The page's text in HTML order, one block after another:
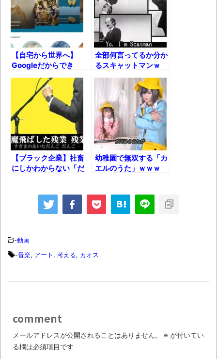
長野県のなめこのデカさが規格外だったｗ
ｗ
新装版「ご冗談でしょう、ファインマンさ
ん（上）（下）」発売
【画像】整形で2400万円超えの美女、水着
グラビアに挑戦
歴ログは10周年ですがnoteに引っ越します
進撃の巨人シーズン7 ファイナルシーズンの
感想
TBS「マツコの知らない世界」スタグル特
集でほとんど紹介されなかったJリーグ…なら
時代の流れ
飛行
【中国】パトカーの前で好演技www当たり
に入院中のオレのオナサポ懇願したら・・・
「ム、ムリです・・・」メガネ美人ナース
に入院中のオレのオナサポ懇願したら・・・
でみた！
【自宅から世界へ】
Googleだからでき
る、至極のWEBサイ
全部何言ってるか分か
るスキャットマンｗ
【ブラック企業】社畜
にしかわからない「だ
幼稚園で無双する「カ
エルのうた」ｗｗｗ
-動画
-音楽, アート , 考える, カオス
comment
メールアドレスが公開されることはありません。 ※ が付いてい
る欄は必須項目です